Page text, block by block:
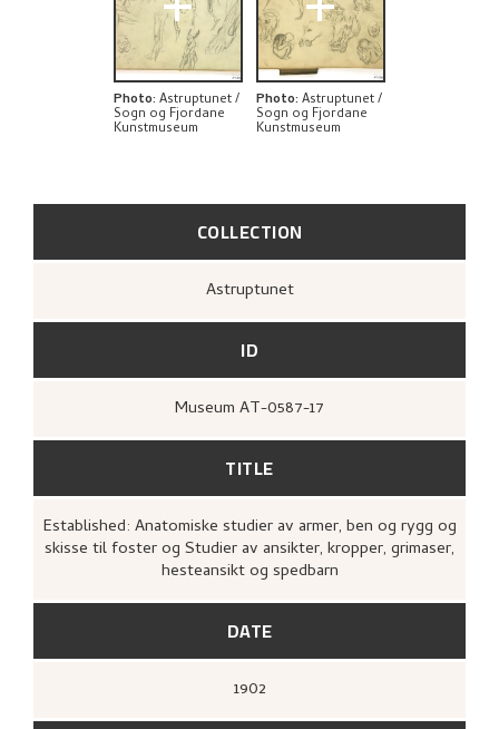
COLLECTION
Astruptunet
ID
Museum AT-0587-17
TITLE
Established: Anatomiske studier av armer, ben og rygg og
skisse til foster og Studier av ansikter, kropper, grimaser,
hesteansikt og spedbarn
DATE
1902
Photo: Astruptunet /
Sogn og Fjordane
Kunstmuseum
Photo: Astruptunet /
Sogn og Fjordane
Kunstmuseum